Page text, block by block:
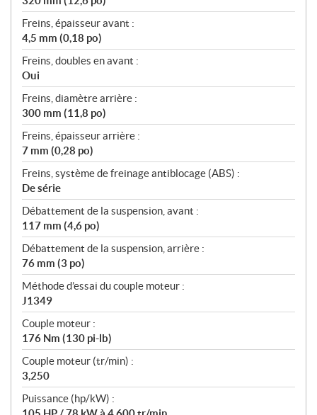
Freins, épaisseur avant :
4,5 mm (0,18 po)
Freins, doubles en avant :
Oui
Freins, diamètre arrière :
300 mm (11,8 po)
Freins, épaisseur arrière :
7 mm (0,28 po)
Freins, système de freinage antiblocage (ABS) :
De série
Débattement de la suspension, avant :
117 mm (4,6 po)
Débattement de la suspension, arrière :
76 mm (3 po)
Méthode d’essai du couple moteur :
J1349
Couple moteur :
176 Nm (130 pi-lb)
Couple moteur (tr/min) :
3,250
Puissance (hp/kW) :